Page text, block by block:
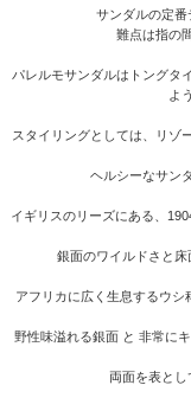
サンダルの定番
難点は指の
パレルモサンダルはトングタ
よ
スタイリングとしては、リゾ
ヘルシーなサン
イギリスのリーズにある、
銀面のワイルドさと床
アフリカに広く生息するウシ
野性味溢れる銀面 と 非常に
両面を表とし